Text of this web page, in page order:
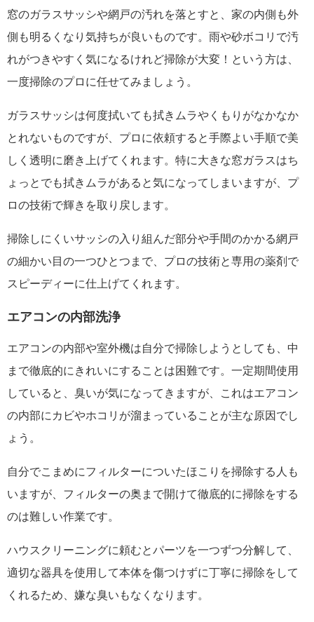
窓のガラスサッシや網戸の汚れを落とすと、家の内側も外
側も明るくなり気持ちが良いものです。雨や砂ボコリで汚
れがつきやすく気になるけれど掃除が大変！という方は、
一度掃除のプロに任せてみましょう。
ガラスサッシは何度拭いても拭きムラやくもりがなかなか
とれないものですが、プロに依頼すると手際よい手順で美
しく透明に磨き上げてくれます。特に大きな窓ガラスはち
ょっとでも拭きムラがあると気になってしまいますが、プ
ロの技術で輝きを取り戻します。
掃除しにくいサッシの入り組んだ部分や手間のかかる網戸
の細かい目の一つひとつまで、プロの技術と専用の薬剤で
スピーディーに仕上げてくれます。
エアコンの内部洗浄
エアコンの内部や室外機は自分で掃除しようとしても、中
まで徹底的にきれいにすることは困難です。一定期間使用
していると、臭いが気になってきますが、これはエアコン
の内部にカビやホコリが溜まっていることが主な原因でし
ょう。
自分でこまめにフィルターについたほこりを掃除する人も
いますが、フィルターの奥まで開けて徹底的に掃除をする
のは難しい作業です。
ハウスクリーニングに頼むとパーツを一つずつ分解して、
適切な器具を使用して本体を傷つけずに丁寧に掃除をして
くれるため、嫌な臭いもなくなります。